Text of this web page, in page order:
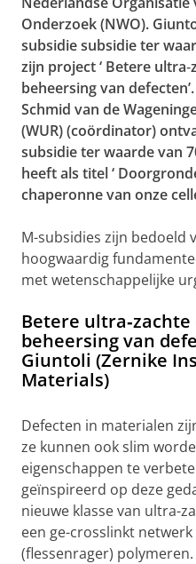
Onderzoek (NWO).
subsidie subsidie ter
zijn project ‘ Betere
beheersing van defecten’.
Schmid van de
(WUR) (coördinator)
subsidie ter waarde van
heeft als titel ‘
chaperonne van onze
M-subsidies zijn bedoeld
hoogwaardig
met wetenschappelijke
Betere
beheersing van
Giuntoli (Zernike
Materials)
Defecten in materialen
ze kunnen ook slim
eigenschappen te
geïnspireerd op deze
nieuwe klasse van ultra-
een ge-crosslinkt
(flessenrager)